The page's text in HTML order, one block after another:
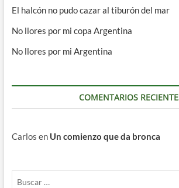
El halcón no pudo cazar al tiburón del mar
No llores por mi copa Argentina
No llores por mi Argentina
COMENTARIOS
Carlos en Un comienzo que da bronca